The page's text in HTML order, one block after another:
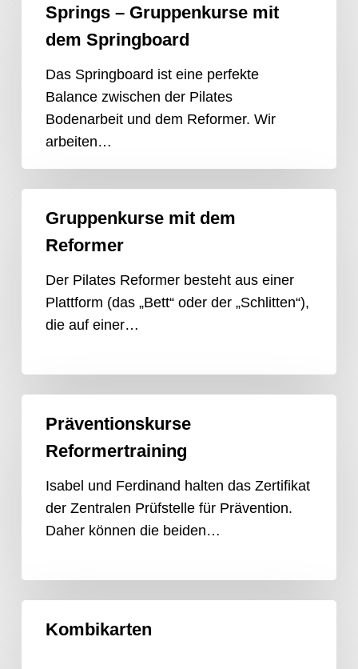
Gruppenkurse
dem
Springboard
Springs – Gruppenkurse mit
dem Springboard
Das Springboard ist eine perfekte
Balance zwischen der Pilates
Bodenarbeit und dem Reformer. Wir
arbeiten…
dem
Gruppenkurse mit dem
Reformer
Der Pilates Reformer besteht aus einer
Plattform (das „Bett“ oder der „Schlitten“),
die auf einer…
Reformertraining
Präventionskurse
Reformertraining
Isabel und Ferdinand halten das Zertifikat
der Zentralen Prüfstelle für Prävention.
Daher können die beiden…
Kombikarten